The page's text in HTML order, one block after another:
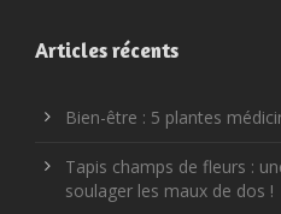
Articles récents
Bien-être : 5 plantes
Tapis champs de fleurs :
soulager les maux de dos !